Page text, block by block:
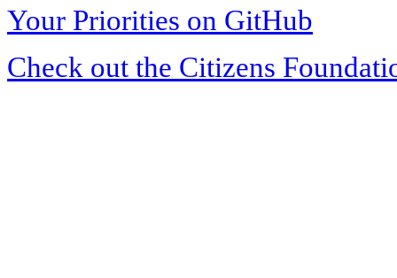
Your Priorities on GitHub
Check out the Citizens